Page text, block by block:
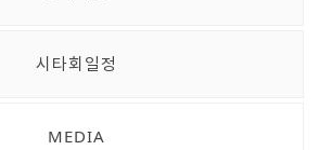
시타회일정
MEDIA